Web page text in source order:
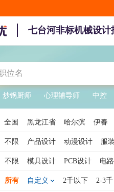
七台河非标机械设计
炒锅厨师 心理辅导师 中控
全国 黑龙江省 哈尔滨 伊春
不限 产品设计 动漫设计 服
不限 模具设计 PCB设计 电
压力容器设计
自动化设计 电
所有 自定义 2千以下 2-3千